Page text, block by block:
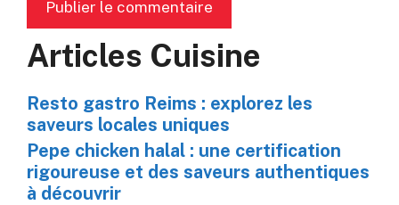
Articles Cuisine
Resto gastro Reims : explorez les
saveurs locales uniques
Pepe chicken halal : une certification
rigoureuse et des saveurs authentiques
à découvrir